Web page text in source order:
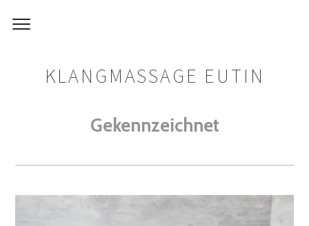
KLANGMASSAGE EUTIN
Gekennzeichnet